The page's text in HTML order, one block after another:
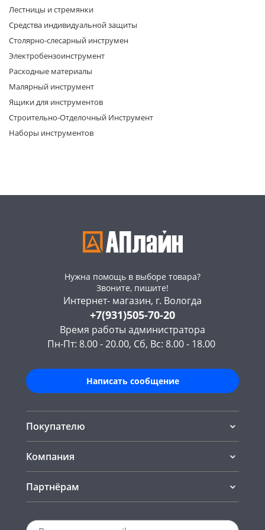
Лестницы и стремянки
Средства индивидуальной защиты
Столярно-слесарный инструмен
Электробензоинструмент
Расходные материалы
Малярный инструмент
Ящики для инструментов
Строительно-Отделочный Инструмент
Наборы инструментов
Нужна помощь в выборе товара?
Звоните, пишите!
Интернет- магазин, г. Вологда
+7(931)505-70-20
Время работы администратора
Пн-Пт: 8.00 - 20.00, Сб, Вс: 8.00 - 18.00
Написать сообщение
Покупателю
Компания
Партнёрам